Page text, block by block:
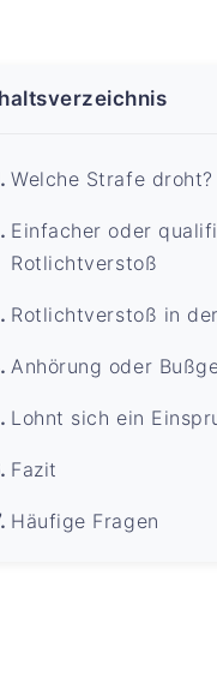
Welche Strafe droht?
Einfacher oder
Rotlichtverstoß
Rotlichtverstoß in
Anhörung oder
Lohnt sich ein
Fazit
Häufige Fragen